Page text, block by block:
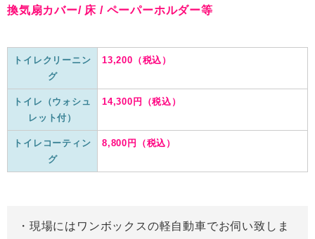
換気扇カバー/ 床 / ペーパーホルダー等
トイレクリーニン
グ
13,200（税込）
トイレ（ウォシュ
レット付）
14,300円（税込）
トイレコーティン
グ
8,800円（税込）
・現場にはワンボックスの軽自動車でお伺い致しま